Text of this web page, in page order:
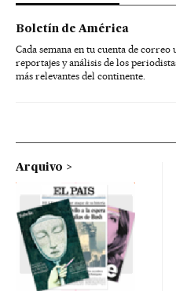
Boletín de América
Cada semana en tu cuenta de correo
reportajes y análisis de los
más relevantes del continente.
Arquivo